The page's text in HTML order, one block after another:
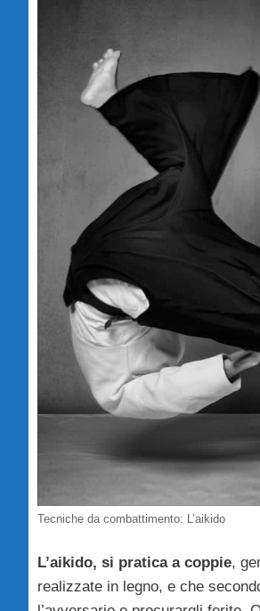
Tecniche da combattimento: L’aikido
L’aikido, si pratica a coppie,
realizzate in legno, e che